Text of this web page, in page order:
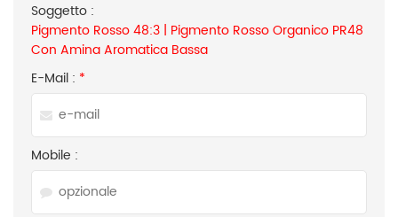
Soggetto :
Pigmento Rosso 48:3 | Pigmento Rosso Organico PR48
Con Amina Aromatica Bassa
E-Mail : *
Mobile :